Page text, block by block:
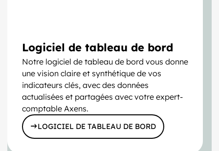
Logiciel de tableau de bord
Notre logiciel de tableau de bord vous donne
une vision claire et synthétique de vos
indicateurs clés, avec des données
actualisées et partagées avec votre expert-
comptable Axens.
LOGICIEL DE TABLEAU DE BORD